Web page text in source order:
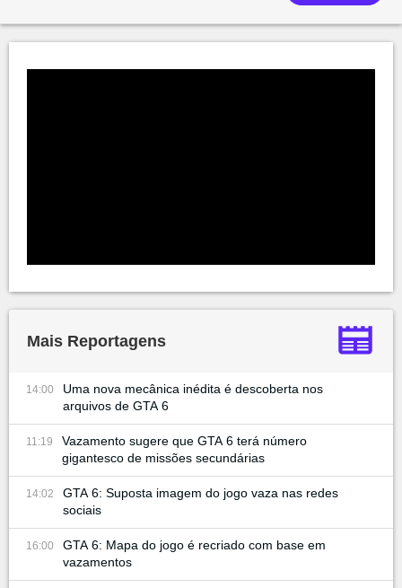
Mais Reportagens
14:00
Uma nova mecânica inédita é descoberta nos
arquivos de GTA 6
11:19
Vazamento sugere que GTA 6 terá número
gigantesco de missões secundárias
14:02
GTA 6: Suposta imagem do jogo vaza nas redes
sociais
16:00
GTA 6: Mapa do jogo é recriado com base em
vazamentos